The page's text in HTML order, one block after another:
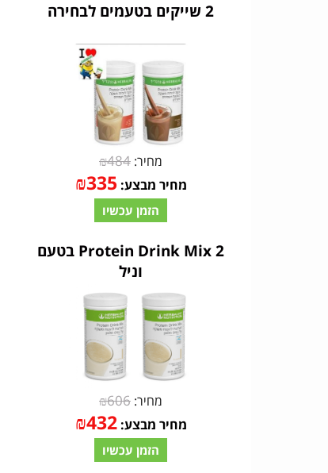
2 שייקים בטעמים לבחירה
מחיר: ₪484
מחיר מבצע: ₪335
הזמן עכשיו
2 Protein Drink Mix בטעם
וניל
מחיר: ₪606
מחיר מבצע: ₪432
הזמן עכשיו